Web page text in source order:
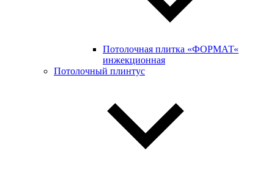
Потолочная плитка «ФОРМАТ«
инжекционная
Потолочный плинтус